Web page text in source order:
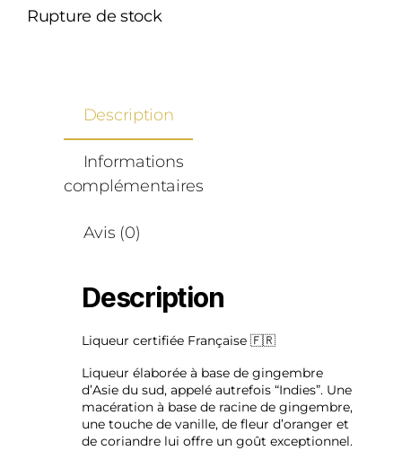
Rupture de stock
Description
Informations
complémentaires
Avis (0)
Description
Liqueur certifiée Française 🇫🇷
Liqueur élaborée à base de gingembre
d’Asie du sud, appelé autrefois “Indies”. Une
macération à base de racine de gingembre,
une touche de vanille, de fleur d’oranger et
de coriandre lui offre un goût exceptionnel.